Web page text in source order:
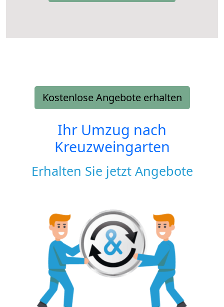
Kostenlose Angebote erhalten
Ihr Umzug nach
Kreuzweingarten
Erhalten Sie jetzt Angebote